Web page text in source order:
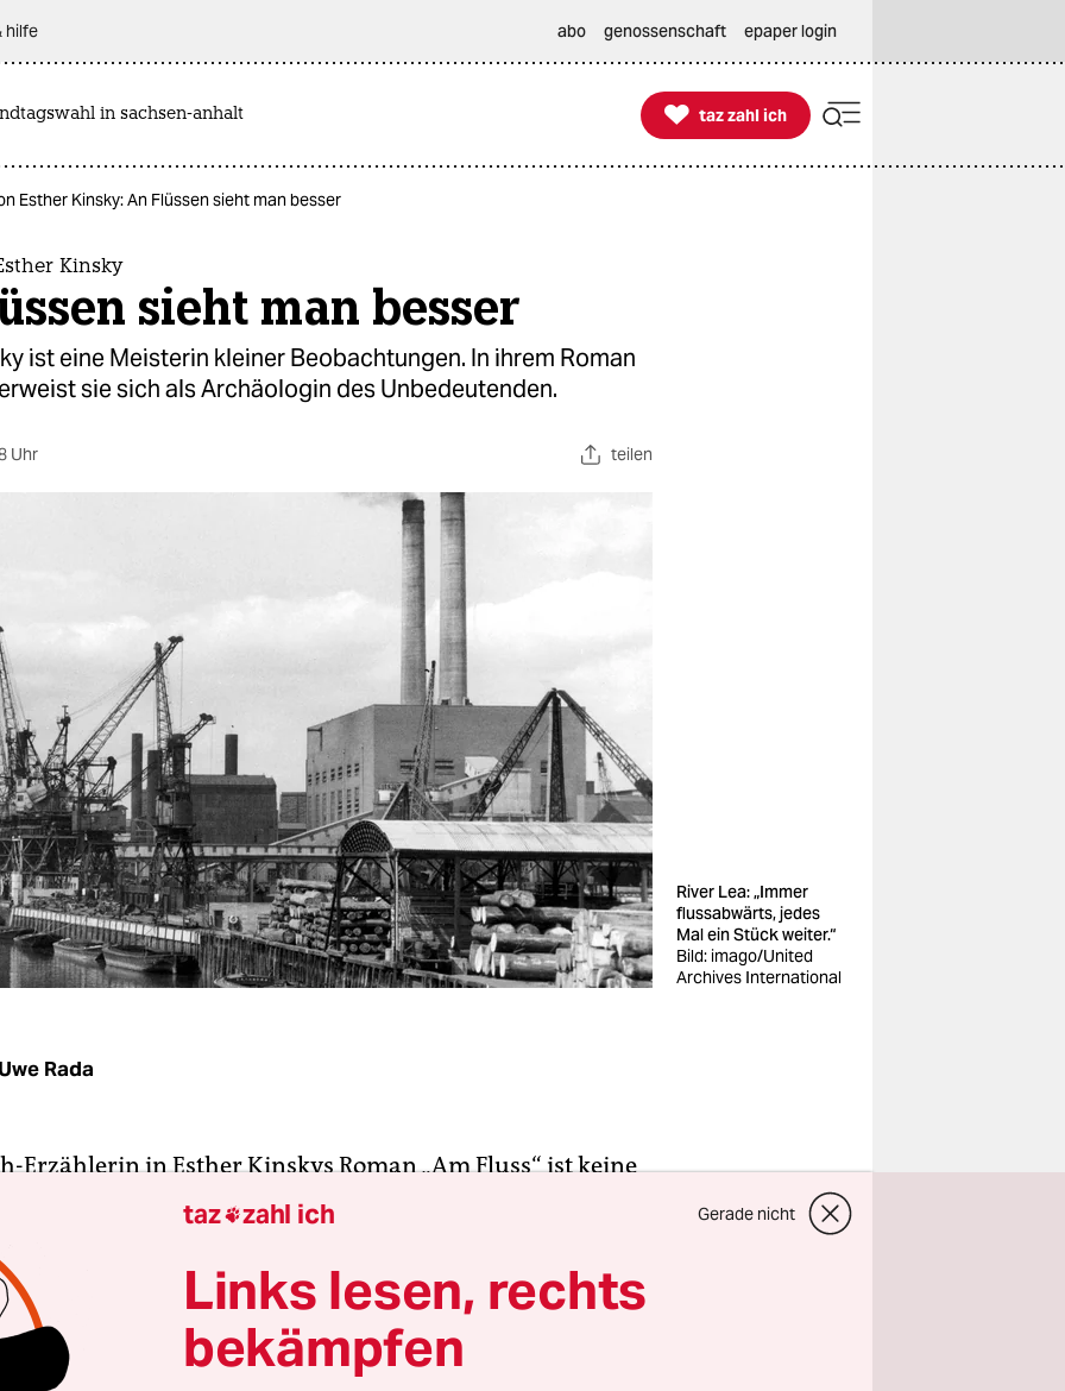
hilfe abo genossenschaft epaper login
in sachsen-anhalt 
taz zahl ich
taz zahl ich
Esther Kinsky: An Flüssen sieht man besser
Kinsky
sieht man besser
ist eine Meisterin kleiner Beobachtungen. In ihrem Roman
erweist sie sich als Archäologin des Unbedeutenden.
Uhr teilen
River Lea: „Immer
flussabwärts, jedes
Mal ein Stück weiter.“
Bild: imago/United
Archives International
Uwe Rada
Erzählerin in Esther Kinskys Roman „Am Fluss“ ist keine
schlendert nicht vorbei an der Tower Bridge oder den
Docklands, der Postkarten- und Global-City-Kulisse
ausgedehnten Spazierrouten führen durchs Dickicht
vorbei an verwitterten Ziegelmauern, buschigem Gelände
Straßen, in denen Greengrocer Katz, ein
Kroate, oder Jackie, dessen Kippa immer schief sitzt, die
taz zahl ich Gerade nicht
Links lesen, rechts
bekämpfen